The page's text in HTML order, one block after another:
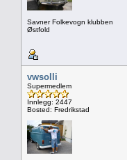
Savner Folkevogn klubben
Østfold
vwsolli
Supermedlem
Innlegg: 2447
Bosted: Fredrikstad